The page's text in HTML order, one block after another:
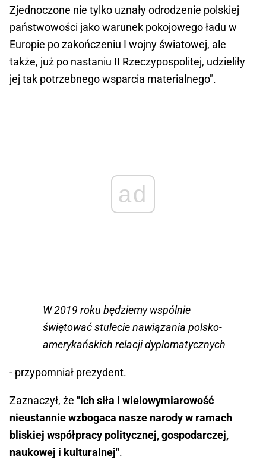
Zjednoczone nie tylko uznały odrodzenie polskiej
państwowości jako warunek pokojowego ładu w
Europie po zakończeniu I wojny światowej, ale
także, już po nastaniu II Rzeczypospolitej, udzieliły
jej tak potrzebnego wsparcia materialnego".
ad
W 2019 roku będziemy wspólnie
świętować stulecie nawiązania polsko-
amerykańskich relacji dyplomatycznych
- przypomniał prezydent.
Zaznaczył, że "ich siła i wielowymiarowość
nieustannie wzbogaca nasze narody w ramach
bliskiej współpracy politycznej, gospodarczej,
naukowej i kulturalnej".